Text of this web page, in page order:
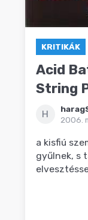
KRITIKÁK
Acid
String
H
2006.
a kisfiú
gyűlnek, s